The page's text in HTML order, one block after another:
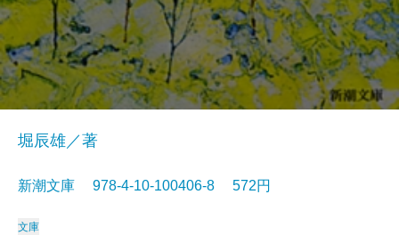
堀辰雄／著
新潮文庫 978-4-10-100406-8 572円
文庫